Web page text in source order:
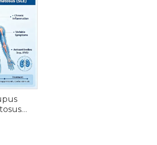
anti-nuklear, pemendapan
glomerulonefritis dan keradangan